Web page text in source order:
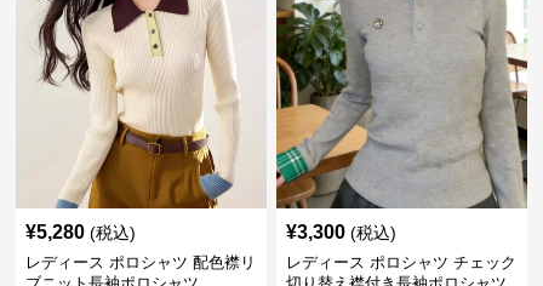
¥5,280 (税込)
レディース ポロシャツ 配色襟リ
¥3,300 (税込)
レディース ポロシャツ チェック